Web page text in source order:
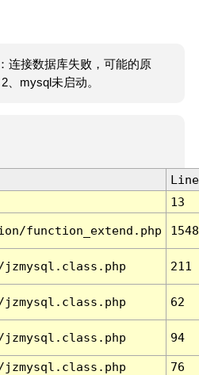
连接数据库失败，可能的原
、mysql未启动。
Line
13
function_extend.php 1548
211
62
94
76